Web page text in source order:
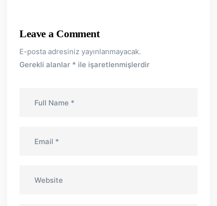
Leave a Comment
E-posta adresiniz yayınlanmayacak.
Gerekli alanlar * ile işaretlenmişlerdir